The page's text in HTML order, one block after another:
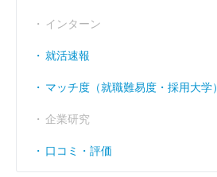
インターン
就活速報
マッチ度（就職難易度・採用大学）
企業研究
口コミ・評価